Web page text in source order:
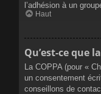
l’adhésion à un
Haut
Qu’est-ce que
La COPPA (pour «
un consentement
conseillons de